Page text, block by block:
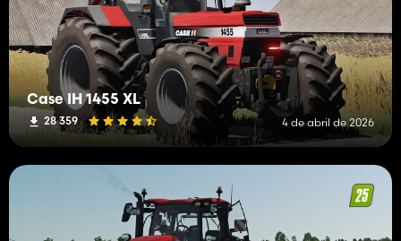
Case IH 1455 XL
28 359 4 de abril de 2026